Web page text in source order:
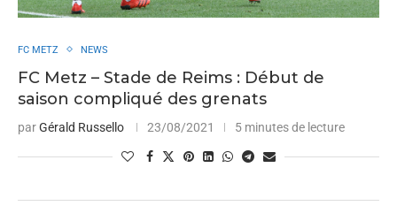
FC METZ NEWS
FC Metz – Stade de Reims : Début de
saison compliqué des grenats
parGérald Russello 23/08/2021 5 minutes de lecture